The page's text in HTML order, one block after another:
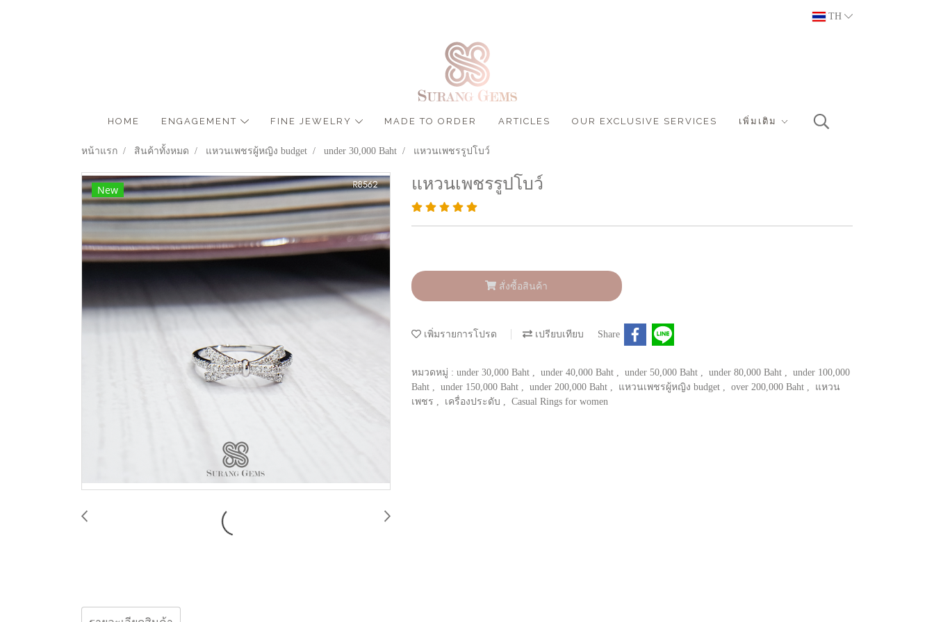
TH
HOME ENGAGEMENT FINE JEWELRY MADE TO ORDER ARTICLES OUR EXCLUSIVE SERVICES เพิ่มเติม
หน้าแรก สินค้าทั้งหมด แหวนเพชรผู้หญิง budget under 30,000 Baht แหวนเพชรรูปโบว์
New แหวนเพชรรูปโบว์
สั่งซื้อสินค้า
เพิ่มรายการโปรด เปรียบเทียบ Share
หมวดหมู่ : under 30,000 Baht under 40,000 Baht under 50,000 Baht under 80,000 Baht
under 100,000
Baht
under 150,000 Baht under 200,000 Baht แหวนเพชรผู้หญิง budget over 200,000 Baht
แหวน
เพชร
เครื่องประดับ Casual Rings for women